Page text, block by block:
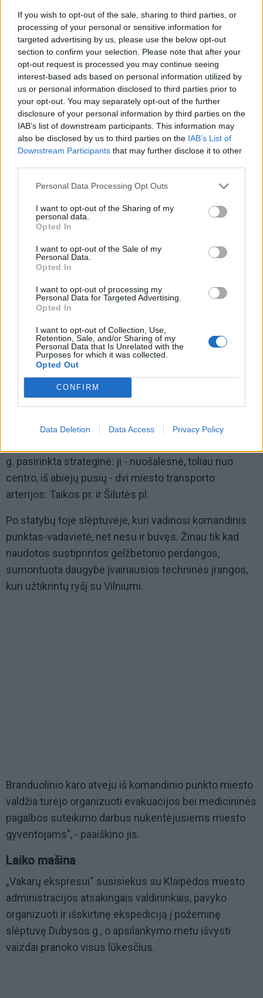
If you wish to opt-out of the sale, sharing to third parties, or
processing of your personal or sensitive information for
targeted advertising by us, please use the below opt-out
section to confirm your selection. Please note that after your
opt-out request is processed you may continue seeing
interest-based ads based on personal information utilized by
us or personal information disclosed to third parties prior to
your opt-out. You may separately opt-out of the further
disclosure of your personal information by third parties on the
IAB’s list of downstream participants. This information may
also be disclosed by us to third parties on the IAB’s List of
Downstream Participants that may further disclose it to other
Personal Data Processing Opt Outs
I want to opt-out of the Sharing of my
personal data.
Opted In
I want to opt-out of the Sale of my
Personal Data.
Opted In
I want to opt-out of processing my
Personal Data for Targeted Advertising.
Opted In
I want to opt-out of Collection, Use,
Retention, Sale, and/or Sharing of my
Personal Data that Is Unrelated with the
Purposes for which it was collected.
Opted Out
CONFIRM
Data Deletion Data Access Privacy Policy
punktas buvo įrengta Dubysos g. 39.
Jos statybas kuravo nuo 1976 m. iki 1989 m.
Klaipėdos miesto anuomečio Vykdomojo komiteto
pirmininko pirmuoju pavaduotoju dirbęs V. Greičiūnas.
"Matyt, buvo parengtas respublikinis civilinės saugos
priemonių planas, pagal kurį didieji miestai privalėjo
įrengti tokias slėptuves.
Mes buvome tik statybų užsakovai, ne
miesto valdžia užsigeidė to objekto.
Slėptuvės statyba užsiėmė tuometė Vykdomojo
g. pasirinkta strateginė: ji - nuošalesnė, toliau nuo
centro, iš abiejų pusių - dvi miesto transporto
arterijos: Taikos pr. ir Šilutės pl.
Po statybų toje slėptuvėje, kuri vadinosi komandinis
punktas-vadavietė, net nesu ir buvęs. Žinau tik kad
naudotos sustiprintos gelžbetonio perdangos,
sumontuota daugybė įvairiausios techninės įrangos,
kuri užtikrintų ryšį su Vilniumi.
Branduolinio karo atveju iš komandinio punkto miesto
valdžia turėjo organizuoti evakuacijos bei medicininės
pagalbos suteikimo darbus nukentėjusiems miesto
gyventojams", - paaiškino jis.
Laiko mašina
„Vakarų ekspresui“ susisiekus su Klaipėdos miesto
administracijos atsakingais valdininkais, pavyko
organizuoti ir išskirtinę ekspediciją į požeminę
slėptuvę Dubysos g., o apsilankymo metu išvysti
vaizdai pranoko visus lūkesčius.